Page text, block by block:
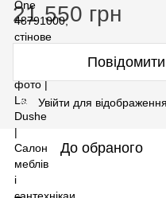
21 550 грн
% Увійти для
До обраного